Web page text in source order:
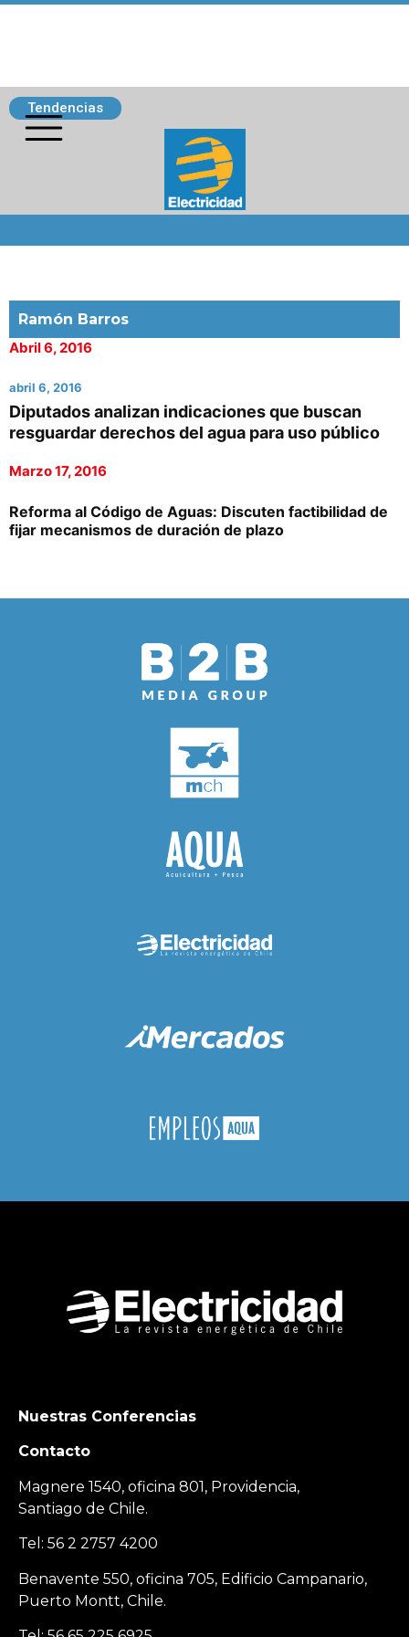
Tendencias
Ramón Barros
Abril 6, 2016
abril 6, 2016
Diputados analizan indicaciones que buscan
resguardar derechos del agua para uso público
Marzo 17, 2016
Reforma al Código de Aguas: Discuten factibilidad de
fijar mecanismos de duración de plazo
Nuestras Conferencias
Contacto
Magnere 1540, oficina 801, Providencia,
Santiago de Chile.
Tel: 56 2 2757 4200
Benavente 550, oficina 705, Edificio Campanario,
Puerto Montt, Chile.